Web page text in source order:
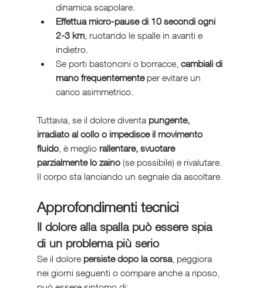
dinamica scapolare.
Effettua micro-pause di 10 secondi ogni
2-3 km, ruotando le spalle in avanti e
indietro.
Se porti bastoncini o borracce, cambiali di
mano frequentemente per evitare un
carico asimmetrico.
Tuttavia, se il dolore diventa pungente,
irradiato al collo o impedisce il movimento
fluido, è meglio rallentare, svuotare
parzialmente lo zaino (se possibile) e rivalutare.
Il corpo sta lanciando un segnale da ascoltare.
Approfondimenti tecnici
Il dolore alla spalla può essere spia
di un problema più serio
Se il dolore persiste dopo la corsa, peggiora
nei giorni seguenti o compare anche a riposo,